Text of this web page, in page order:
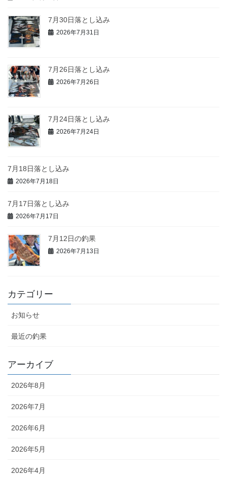
7月30日落とし込み
2026年7月31日
7月26日落とし込み
2026年7月26日
7月24日落とし込み
2026年7月24日
7月18日落とし込み
2026年7月18日
7月17日落とし込み
2026年7月17日
7月12日の釣果
2026年7月13日
カテゴリー
お知らせ
最近の釣果
アーカイブ
2026年8月
2026年7月
2026年6月
2026年5月
2026年4月